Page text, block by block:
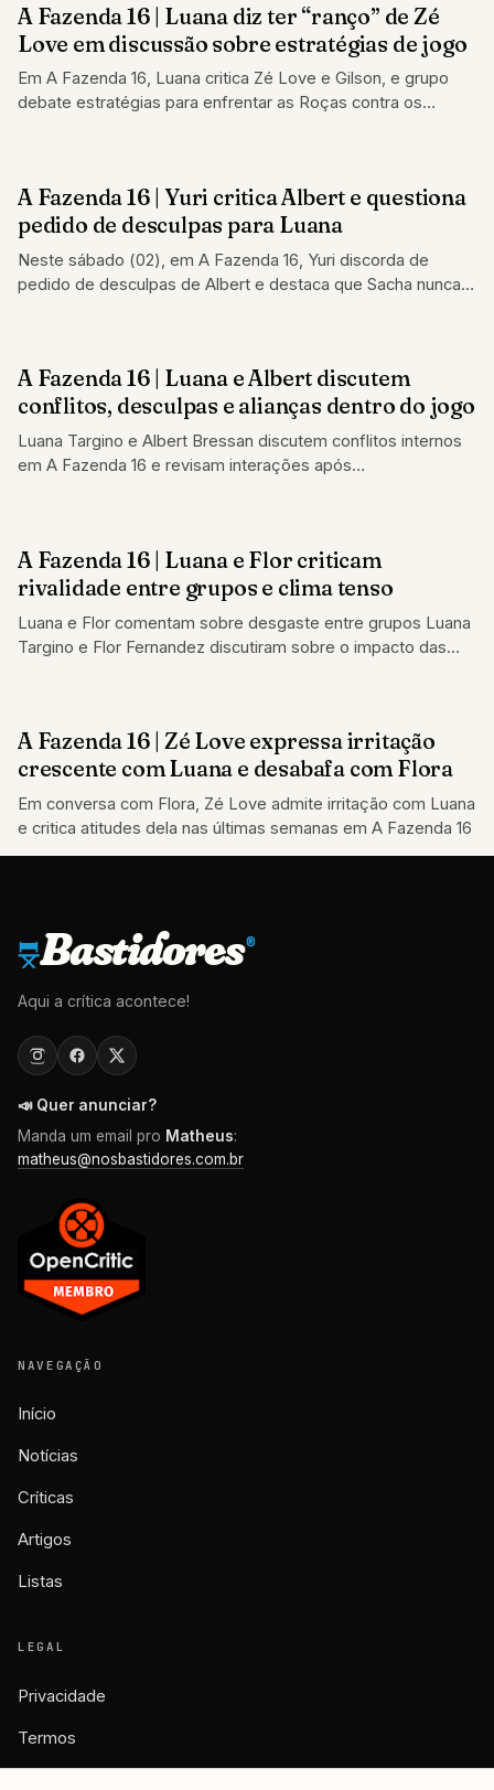
REALITY SHOW
A Fazenda 16 | Luana diz ter “ranço” de Zé
Love em discussão sobre estratégias de jogo
Em A Fazenda 16, Luana critica Zé Love e Gilson, e grupo
debate estratégias para enfrentar as Roças contra os
REALITY SHOW
A Fazenda 16 | Yuri critica Albert e questiona
pedido de desculpas para Luana
Neste sábado (02), em A Fazenda 16, Yuri discorda de
pedido de desculpas de Albert e destaca que Sacha nunca
REALITY SHOW
A Fazenda 16 | Luana e Albert discutem
conflitos, desculpas e alianças dentro do jogo
Luana Targino e Albert Bressan discutem conflitos internos
em A Fazenda 16 e revisam interações após
REALITY SHOW
A Fazenda 16 | Luana e Flor criticam
rivalidade entre grupos e clima tenso
Luana e Flor comentam sobre desgaste entre grupos Luana
Targino e Flor Fernandez discutiram sobre o impacto das
REALITY SHOW
A Fazenda 16 | Zé Love expressa irritação
crescente com Luana e desabafa com Flora
Em conversa com Flora, Zé Love admite irritação com Luana
e critica atitudes dela nas últimas semanas em A Fazenda 16
Bastidores®
Aqui a crítica acontece!
📣 Quer anunciar?
Manda um email pro Matheus:
matheus@nosbastidores.com.br
NAVEGAÇÃO
Início
Notícias
Críticas
Artigos
Listas
LEGAL
Privacidade
Termos